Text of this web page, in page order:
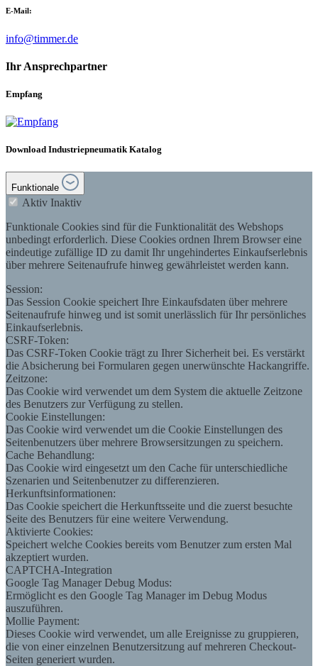
E-Mail:
info@timmer.de
Ihr Ansprechpartner
Empfang
Download Industriepneumatik Katalog
Funktionale
Aktiv Inaktiv
Funktionale Cookies sind für die Funktionalität des Webshops
unbedingt erforderlich. Diese Cookies ordnen Ihrem Browser eine
eindeutige zufällige ID zu damit Ihr ungehindertes Einkaufserlebnis
über mehrere Seitenaufrufe hinweg gewährleistet werden kann.
Session:
Das Session Cookie speichert Ihre Einkaufsdaten über mehrere
Seitenaufrufe hinweg und ist somit unerlässlich für Ihr persönliches
Einkaufserlebnis.
CSRF-Token:
Das CSRF-Token Cookie trägt zu Ihrer Sicherheit bei. Es verstärkt
die Absicherung bei Formularen gegen unerwünschte Hackangriffe.
Zeitzone:
Das Cookie wird verwendet um dem System die aktuelle Zeitzone
des Benutzers zur Verfügung zu stellen.
Cookie Einstellungen:
Das Cookie wird verwendet um die Cookie Einstellungen des
Seitenbenutzers über mehrere Browsersitzungen zu speichern.
Cache Behandlung:
Das Cookie wird eingesetzt um den Cache für unterschiedliche
Szenarien und Seitenbenutzer zu differenzieren.
Herkunftsinformationen:
Das Cookie speichert die Herkunftsseite und die zuerst besuchte
Seite des Benutzers für eine weitere Verwendung.
Aktivierte Cookies:
Speichert welche Cookies bereits vom Benutzer zum ersten Mal
akzeptiert wurden.
CAPTCHA-Integration
Google Tag Manager Debug Modus:
Ermöglicht es den Google Tag Manager im Debug Modus
auszuführen.
Mollie Payment:
Dieses Cookie wird verwendet, um alle Ereignisse zu gruppieren,
die von einer einzelnen Benutzersitzung auf mehreren Checkout-
Seiten generiert wurden.